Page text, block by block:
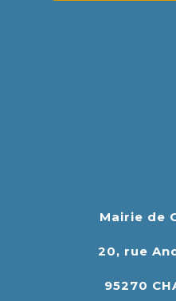
Mairie de
20, rue
95270